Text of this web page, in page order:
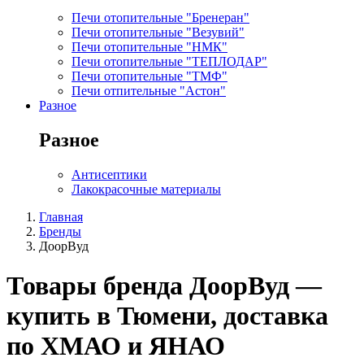
Печи отопительные "Бренеран"
Печи отопительные "Везувий"
Печи отопительные "НМК"
Печи отопительные "ТЕПЛОДАР"
Печи отопительные "ТМФ"
Печи отпительные "Астон"
Разное
Разное
Антисептики
Лакокрасочные материалы
Главная
Бренды
ДоорВуд
Товары бренда ДоорВуд —
купить в Тюмени, доставка
по ХМАО и ЯНАО